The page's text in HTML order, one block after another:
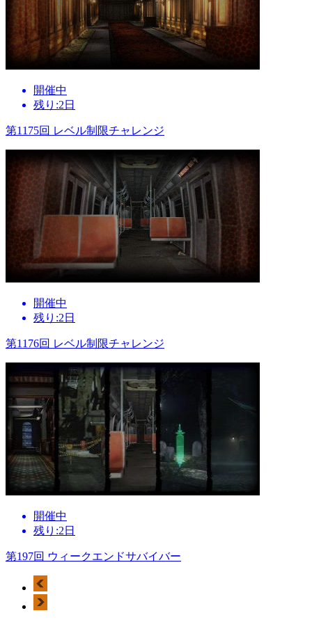
開催中
残り:2日
第1175回 レベル制限チャレンジ
開催中
残り:2日
第1176回 レベル制限チャレンジ
開催中
残り:2日
第197回 ウィークエンドサバイバー